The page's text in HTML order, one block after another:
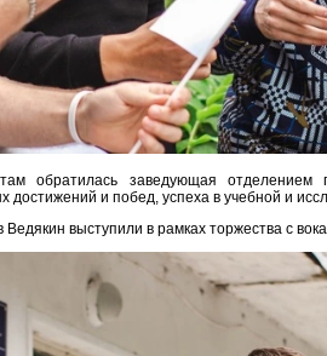
обратилась заведующая отделением
и побед, успеха в учебной и
выступили в рамках торжества с